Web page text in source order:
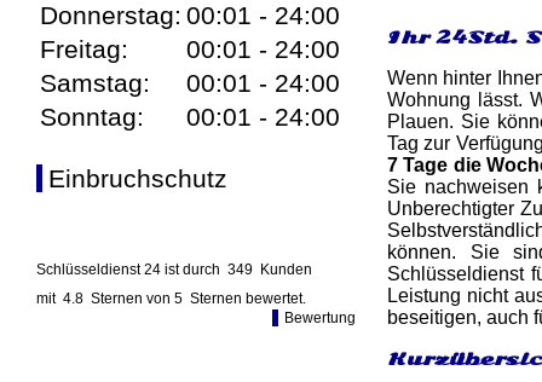
Donnerstag: 00:01 - 24:00
Freitag:
00:01 - 24:00
Samstag:
00:01 - 24:00
Sonntag:
00:01 - 24:00
Einbruchschutz
Schlüsseldienst 24 ist durch 349 Kunden
mit 4.8 Sternen von 5 Sternen bewertet.
Bewertung
Ihr 24Std.
Wenn hinter
Wohnung lässt.
Plauen. Sie
Tag zur
7 Tage die
Sie nachweisen
Unberechtigter
können. Sie
Schlüsseldienst
Leistung nicht
beseitigen, auch